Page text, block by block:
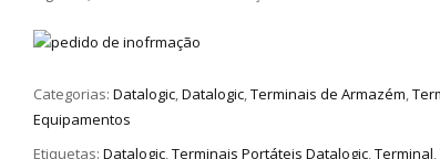
Categorias: Datalogic,Datalogic,Terminais de Armazém,
Equipamentos
Etiquetas: Datalogic,Terminais Portáteis Datalogic,Terminal,